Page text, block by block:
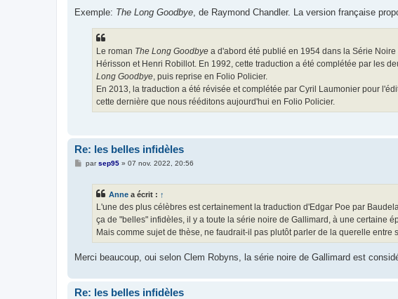
Exemple: The Long Goodbye, de Raymond Chandler. La version française
Le roman The Long Goodbye a d'abord été publié en 1954 dans la Série Noire
Hérisson et Henri Robillot. En 1992, cette traduction a été complétée par les
Long Goodbye, puis reprise en Folio Policier.
En 2013, la traduction a été révisée et complétée par Cyril Laumonier pour
cette dernière que nous rééditons aujourd'hui en Folio Policier.
Re: les belles infidèles
Mparsep95» 07 nov. 2022, 20:56
Anne a écrit : ↑
L'une des plus célèbres est certainement la traduction d'Edgar Poe par
ça de "belles" infidèles, il y a toute la série noire de Gallimard, à une certaine
Mais comme sujet de thèse, ne faudrait-il pas plutôt parler de la querelle entre
Merci beaucoup, oui selon Clem Robyns, la série noire de Gallimard est
Re: les belles infidèles